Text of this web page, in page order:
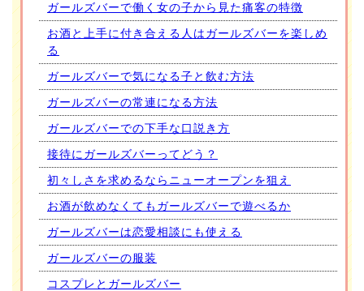
ガールズバーで働く女の子から見た痛客の特徴
お酒と上手に付き合える人はガールズバーを楽しめ
る
ガールズバーで気になる子と飲む方法
ガールズバーの常連になる方法
ガールズバーでの下手な口説き方
接待にガールズバーってどう？
初々しさを求めるならニューオープンを狙え
お酒が飲めなくてもガールズバーで遊べるか
ガールズバーは恋愛相談にも使える
ガールズバーの服装
コスプレとガールズバー